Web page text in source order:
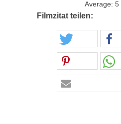
Average: 5
Filmzitat teilen: